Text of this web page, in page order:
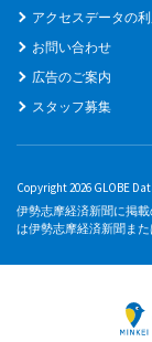
アクセスデータの
お問い合わせ
広告のご案内
スタッフ募集
Copyright 2026 GLOBE
伊勢志摩経済新聞に掲
は伊勢志摩経済新聞また